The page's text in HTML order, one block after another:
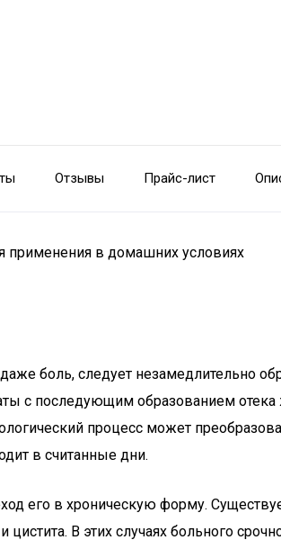
Отзывы Прайс-лист
применения в домашних условиях
боль, следует незамедлительно
с последующим образованием отека
процесс может
в считанные дни.
его в хроническую форму.
В этих случаях больного